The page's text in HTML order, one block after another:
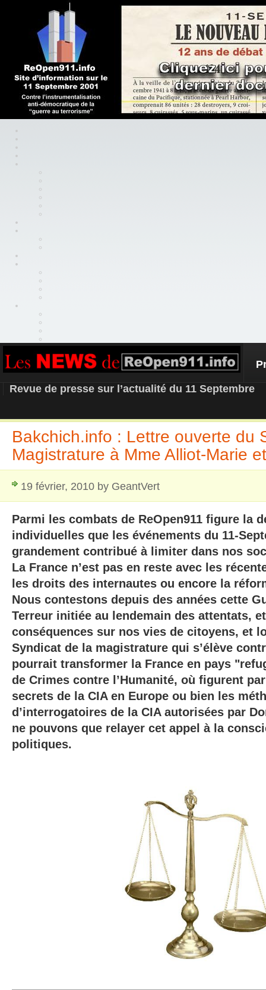
REOPEN911 – NEWS
Revue de presse sur l’actualité du 11 Septembre
Bakchich.info : Lettre ouverte du
Magistrature à Mme Alliot-Marie
19 février, 2010 by GeantVert
Parmi les combats de ReOpen911 figure la
individuelles que les événements du 11-
grandement contribué à limiter dans nos
La France n’est pas en reste avec les
les droits des internautes ou encore la
Nous contestons depuis des années cette
Terreur initiée au lendemain des attentats,
conséquences sur nos vies de citoyens, et
Syndicat de la magistrature qui s’élève
pourrait transformer la France en pays
de Crimes contre l’Humanité, où figurent
secrets de la CIA en Europe ou bien les
d’interrogatoires de la CIA autorisées par
ne pouvons que relayer cet appel à la
politiques.